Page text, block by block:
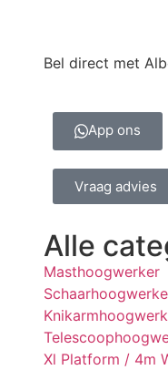
Bel direct met
App ons
Vraag advies
Alle
Masthoogwerker
Xl Platform / 4m